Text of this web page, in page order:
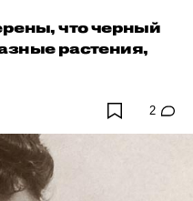
что черный
растения,
2